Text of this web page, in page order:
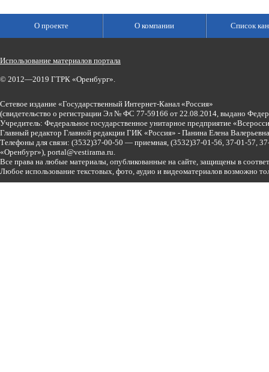
О проекте О компании Список
Использование материалов портала
© 2012—2019 ГТРК «Оренбург».
Сетевое издание «Государственный Интернет-Канал «Россия»
(свидетельство о регистрации Эл № ФС 77-59166 от 22.08.2014, выдано
Учредитель: Федеральное государственное унитарное предприятие
Главный редактор Главной редакции ГИК «Россия» - Панина Елена
Телефоны для связи: (3532)37-00-50 — приемная, (3532)37-01-56, 37-01-57,
«Оренбург»), portal@vestirama.ru.
Все права на любые материалы, опубликованные на сайте, защищены в
Любое использование текстовых, фото, аудио и видеоматериалов возможно